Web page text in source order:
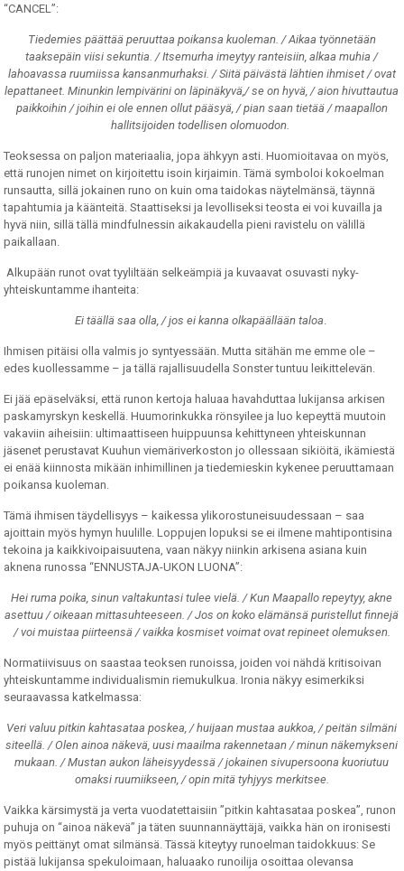
“CANCEL”:
Tiedemies päättää peruuttaa poikansa kuoleman. / Aikaa työnnetään
taaksepäin viisi sekuntia. / Itsemurha imeytyy ranteisiin, alkaa muhia /
lahoavassa ruumiissa kansanmurhaksi. / Siitä päivästä lähtien ihmiset / ovat
lepattaneet. Minunkin lempivärini on läpinäkyvä,/ se on hyvä, / aion hivuttautua
paikkoihin / joihin ei ole ennen ollut pääsyä, / pian saan tietää / maapallon
hallitsijoiden todellisen olomuodon.
Teoksessa on paljon materiaalia, jopa ähkyyn asti. Huomioitavaa on myös,
että runojen nimet on kirjoitettu isoin kirjaimin. Tämä symboloi kokoelman
runsautta, sillä jokainen runo on kuin oma taidokas näytelmänsä, täynnä
tapahtumia ja käänteitä. Staattiseksi ja levolliseksi teosta ei voi kuvailla ja
hyvä niin, sillä tällä mindfulnessin aikakaudella pieni ravistelu on välillä
paikallaan.
Alkupään runot ovat tyyliltään selkeämpiä ja kuvaavat osuvasti nyky-
yhteiskuntamme ihanteita:
Ei täällä saa olla, / jos ei kanna olkapäällään taloa
Ihmisen pitäisi olla valmis jo syntyessään. Mutta sitähän me emme ole –
edes kuollessamme – ja tällä rajallisuudella Sonster tuntuu leikittelevän.
Ei jää epäselväksi, että runon kertoja haluaa havahduttaa lukijansa arkisen
paskamyrskyn keskellä. Huumorinkukka rönsyilee ja luo kepeyttä muutoin
vakaviin aiheisiin: ultimaattiseen huippuunsa kehittyneen yhteiskunnan
jäsenet perustavat Kuuhun viemäriverkoston jo ollessaan sikiöitä, ikämiestä
ei enää kiinnosta mikään inhimillinen ja tiedemieskin kykenee peruuttamaan
poikansa kuoleman.
Tämä ihmisen täydellisyys – kaikessa ylikorostuneisuudessaan – saa
ajoittain myös hymyn huulille. Loppujen lopuksi se ei ilmene mahtipontisina
tekoina ja kaikkivoipaisuutena, vaan näkyy niinkin arkisena asiana kuin
aknena runossa “ENNUSTAJA-UKON LUONA”:
Hei ruma poika, sinun valtakuntasi tulee vielä. / Kun Maapallo repeytyy, akne
asettuu / oikeaan mittasuhteeseen. / Jos on koko elämänsä puristellut finnejä
/ voi muistaa piirteensä / vaikka kosmiset voimat ovat repineet olemuksen.
Normatiivisuus on saastaa teoksen runoissa, joiden voi nähdä kritisoivan
yhteiskuntamme individualismin riemukulkua. Ironia näkyy esimerkiksi
seuraavassa katkelmassa:
Veri valuu pitkin kahtasataa poskea, / huijaan mustaa aukkoa, / peitän silmäni
siteellä. / Olen ainoa näkevä, uusi maailma rakennetaan / minun näkemykseni
mukaan. / Mustan aukon läheisyydessä / jokainen sivupersoona kuoriutuu
omaksi ruumiikseen, / opin mitä tyhjyys merkitsee.
Vaikka kärsimystä ja verta vuodatettaisiin ”pitkin kahtasataa poskea”, runon
puhuja on “ainoa näkevä” ja täten suunnannäyttäjä, vaikka hän on ironisesti
myös peittänyt omat silmänsä. Tässä kiteytyy runoelman taidokkuus: Se
pistää lukijansa spekuloimaan, haluaako runoilija osoittaa olevansa